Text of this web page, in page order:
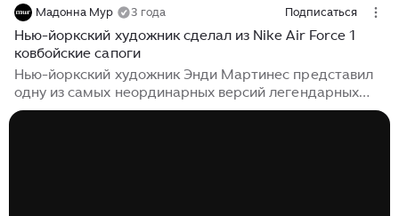
Мадонна Мур 3 года Подписаться
Нью-йоркский художник сделал из Nike Air Force 1
ковбойские сапоги
Нью-йоркский художник Энди Мартинес представил
одну из самых неординарных версий легендарных
кроссовок Nike Air Force 1, превратив их в ковбойские